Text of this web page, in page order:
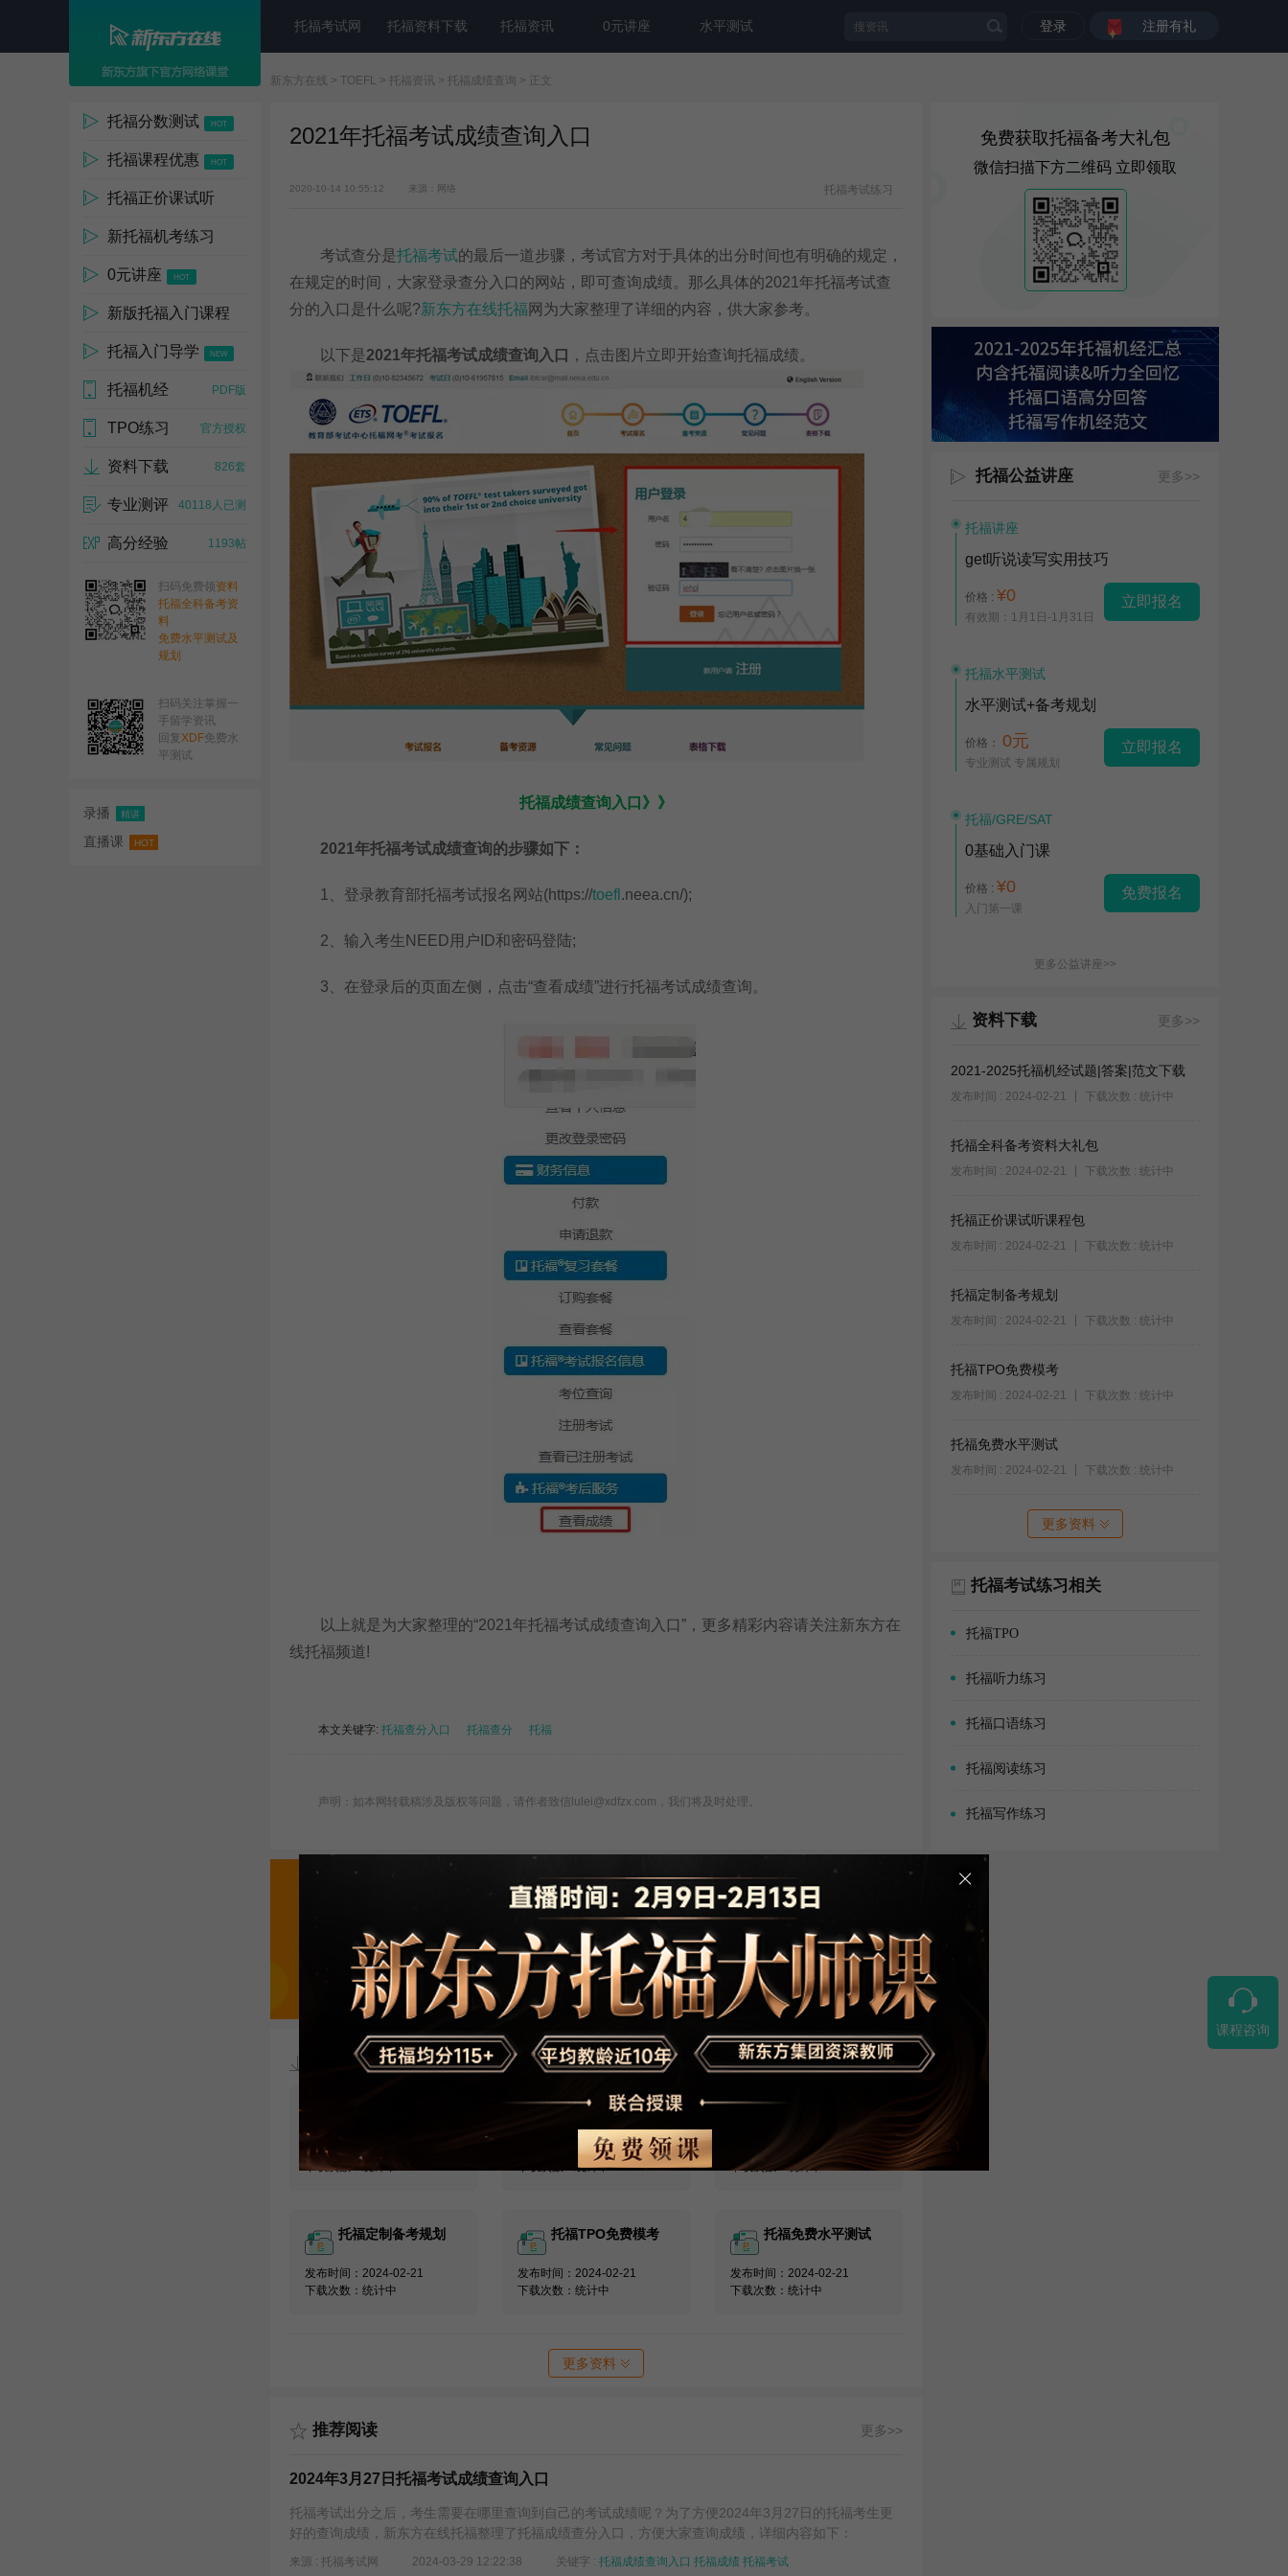
课程咨询
托福考试网 托福资料下载 托福资讯 0元讲座 水平测试 登录 注册有礼
托福考试练习
新东方在线 > TOEFL > 托福资讯 > 托福成绩查询 > 正文
托福分数测试 HOT
托福课程优惠 HOT
托福正价课试听
0元
新托福机考练习
NEW
0元讲座 HOT
新版托福入门课程
HOT
托福入门导学 NEW
4000人报
托福机经 PDF版
TPO练习 官方授权
资料下载 826套
专业测评 40118人已测
高分经验 1193帖
扫码免费领资料
托福全科备考资
料
免费水平测试及
规划
扫码关注掌握一
手留学资讯
回复XDF免费水
平测试
录播 精讲
直播课 HOT
2021年托福考试成绩查询入口
2020-10-14 10:55:12 来源：网络
考试查分是托福考试的最后一道步骤，考试官方对于具体的出分时间也有明确的规定，
在规定的时间，大家登录查分入口的网站，即可查询成绩。那么具体的2021年托福考试查
分的入口是什么呢?新东方在线托福 网为大家整理了详细的内容，供大家参考。
以下是2021年托福考试成绩查询入口 ，点击图片立即开始查询托福成绩。
托福成绩查询入口》》
2021年托福考试成绩查询的步骤如下：
1、登录教育部托福考试报名网站(https://toefl .neea.cn/);
2、输入考生NEED用户ID和密码登陆;
3、在登录后的页面左侧，点击“查看成绩”进行托福考试成绩查询。
以上就是为大家整理的“2021年托福考试成绩查询入口”，更多精彩内容请关注新东方在
线托福频道!
本文关键字: 托福查分入口 托福查分 托福
声明：如本网转载稿涉及版权等问题，请作者致信lulei@xdfzx.com，我们将及时处理。
关注新东方在线托福
托福机经·Official题目练习
考前重点突破·听说读写海量资料
资料下载
发布时间：2024-02-21
下载次数：统计中
托福全科备考资料大
发布时间：2024-02-21
下载次数：统计中
发布时间：2024-02-21
下载次数：统计中
托福定制备考规划
发布时间：2024-02-21
下载次数：统计中
托福TPO免费模考
发布时间：2024-02-21
下载次数：统计中
托福免费水平测试
发布时间：2024-02-21
下载次数：统计中
更多资料
推荐阅读 更多>>
2024年3月27日托福考试成绩查询入口
托福考试出分之后，考生需要在哪里查询到自己的考试成绩呢？为了方便2024年3月27日的托福考生更
好的查询成绩，新东方在线托福整理了托福成绩查分入口，方便大家查询成绩，详细内容如下：
来源 : 托福考试网 2024-03-29 12:22:38 关键字 : 托福成绩查询入口 托福成绩 托福考试
免费获取托福备考大礼包
微信扫描下方二维码 立即领取
托福公益讲座 更多>>
托福讲座
get听说读写实用技巧
价格 : ¥0
有效期：1月1日-1月31日
立即报名
托福水平测试
水平测试+备考规划
价格： 0元
专业测试 专属规划
立即报名
托福/GRE/SAT
0基础入门课
价格 : ¥0
入门第一课
免费报名
更多公益讲座>>
资料下载 更多>>
2021-2025托福机经试题|答案|范文下载
发布时间 : 2024-02-21 下载次数 : 统计中
托福全科备考资料大礼包
发布时间 : 2024-02-21 下载次数 : 统计中
托福正价课试听课程包
发布时间 : 2024-02-21 下载次数 : 统计中
托福定制备考规划
发布时间 : 2024-02-21 下载次数 : 统计中
托福TPO免费模考
发布时间 : 2024-02-21 下载次数 : 统计中
托福免费水平测试
发布时间 : 2024-02-21 下载次数 : 统计中
更多资料
托福考试练习相关
托福TPO
托福听力练习
托福口语练习
托福阅读练习
托福写作练习